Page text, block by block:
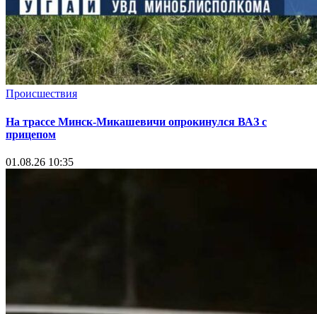
Происшествия
На трассе Минск-Микашевичи опрокинулся ВАЗ с
прицепом
01.08.26 10:35